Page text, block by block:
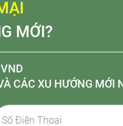
MỚI?
CÁC XU HƯỚNG MỚI